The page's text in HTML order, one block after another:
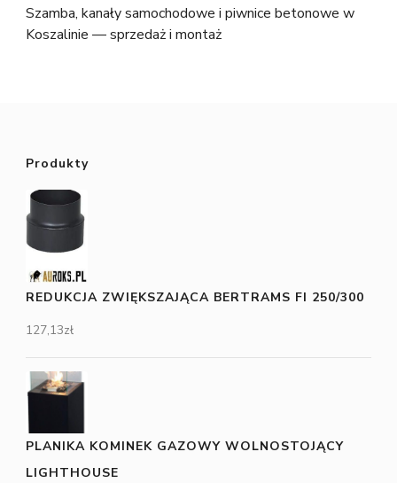
Szamba, kanały samochodowe i piwnice betonowe w
Koszalinie — sprzedaż i montaż
Produkty
REDUKCJA ZWIĘKSZAJĄCA BERTRAMS FI 250/300
127,13zł
PLANIKA KOMINEK GAZOWY WOLNOSTOJĄCY
LIGHTHOUSE